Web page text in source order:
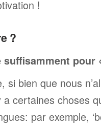
!
?
pour
si bien que nous
certaines choses
par exemple,